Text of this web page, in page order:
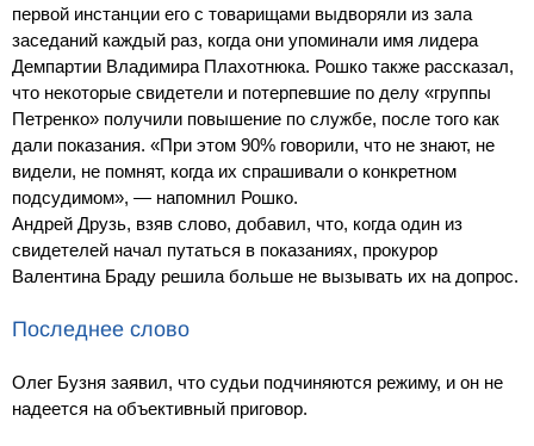
первой инстанции его с товарищами выдворяли из зала
заседаний каждый раз, когда они упоминали имя лидера
Демпартии Владимира Плахотнюка. Рошко также рассказал,
что некоторые свидетели и потерпевшие по делу «группы
Петренко» получили повышение по службе, после того как
дали показания. «При этом 90% говорили, что не знают, не
видели, не помнят, когда их спрашивали о конкретном
подсудимом», — напомнил Рошко.
Андрей Друзь, взяв слово, добавил, что, когда один из
свидетелей начал путаться в показаниях, прокурор
Валентина Браду решила больше не вызывать их на допрос.
Последнее слово
Олег Бузня заявил, что судьи подчиняются режиму, и он не
надеется на объективный приговор.